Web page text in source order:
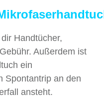
Handtücher,
Außerdem ist
ein
Spontantrip an den
ansteht.